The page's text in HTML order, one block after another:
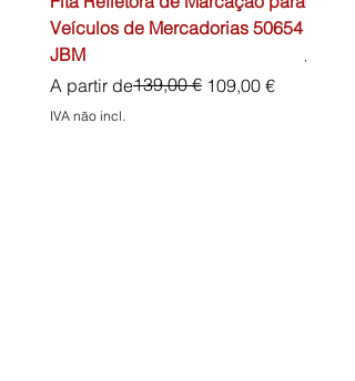
Veículos de Mercadorias 50654
JBM
A partir de
Preço normal139,00 € 109,00 €
Preço promocional
IVA não incl.
Preço
45,00 €